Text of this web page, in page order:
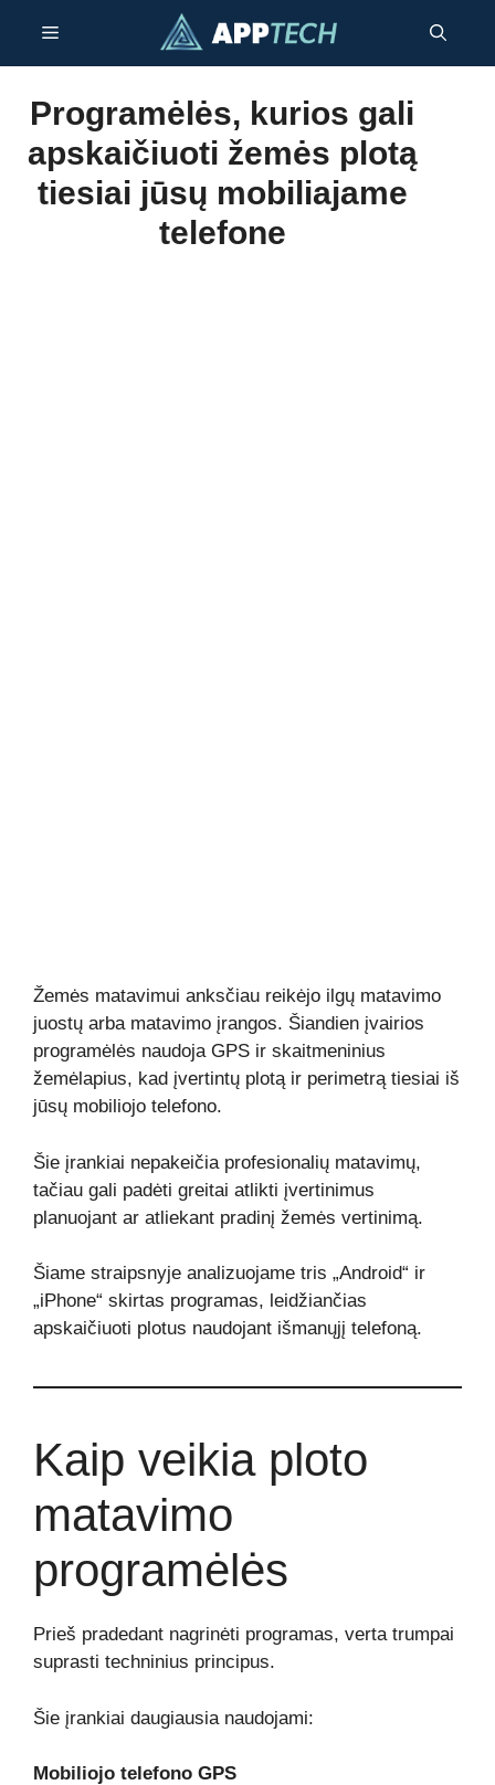
turinio
Meniu
Programėlės, kurios gali
apskaičiuoti žemės plotą
tiesiai jūsų mobiliajame
telefone
Žemės matavimui anksčiau reikėjo ilgų matavimo
juostų arba matavimo įrangos. Šiandien įvairios
programėlės naudoja GPS ir skaitmeninius
žemėlapius, kad įvertintų plotą ir perimetrą tiesiai iš
jūsų mobiliojo telefono.
Šie įrankiai nepakeičia profesionalių matavimų,
tačiau gali padėti greitai atlikti įvertinimus
planuojant ar atliekant pradinį žemės vertinimą.
Šiame straipsnyje analizuojame tris „Android“ ir
„iPhone“ skirtas programas, leidžiančias
apskaičiuoti plotus naudojant išmanųjį telefoną.
Kaip veikia ploto
matavimo
programėlės
Prieš pradedant nagrinėti programas, verta trumpai
suprasti techninius principus.
Šie įrankiai daugiausia naudojami:
Mobiliojo telefono GPS